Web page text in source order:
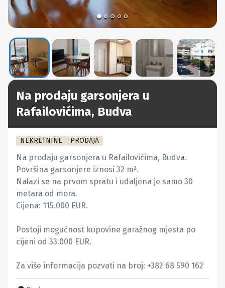
Na prodaju garsonjera u
Rafailovićima, Budva
NEKRETNINE PRODAJA
Na prodaju garsonjera u Rafailovićima, Budva.
Površina garsonjere iznosi 32 m².
Nalazi se na prvom spratu i udaljena je samo 30
metara od mora.
Cijena: 115.000 EUR.
Postoji mogućnost kupovine garažnog mjesta po
cijeni od 33.000 EUR.
Za više informacija pozvati na broj: +382 68 590 162